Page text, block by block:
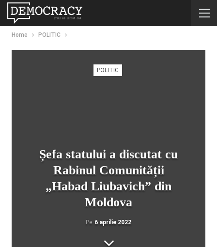
Home POLITIC
POLITIC
Șefa statului a discutat cu
Rabinul Comunității
„Habad Liubavich” din
Moldova
Pe 6 aprilie 2022